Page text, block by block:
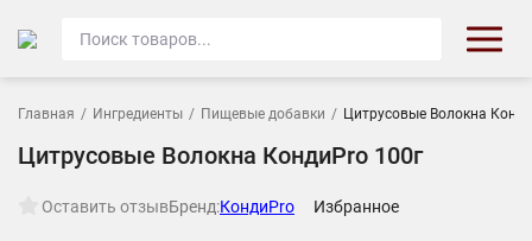
Главная / Ингредиенты / Пищевые добавки / Цитрусовые Волокна
Цитрусовые Волокна КондиPro 100г
Оставить отзывБренд:КондиPro Избранное